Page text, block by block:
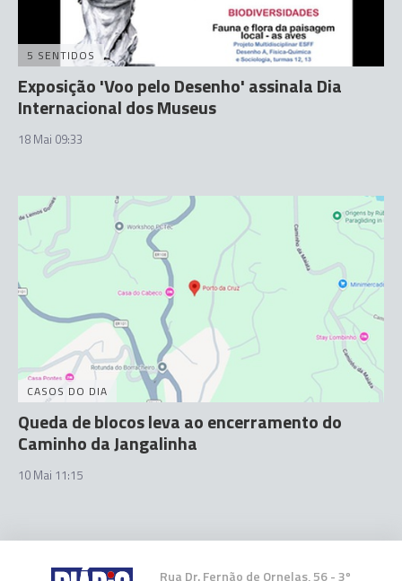
5 SENTIDOS
Exposição 'Voo pelo Desenho' assinala Dia
Internacional dos Museus
18 Mai 09:33
CASOS DO DIA
Queda de blocos leva ao encerramento do
Caminho da Jangalinha
10 Mai 11:15
Rua Dr. Fernão de Ornelas, 56 - 3º